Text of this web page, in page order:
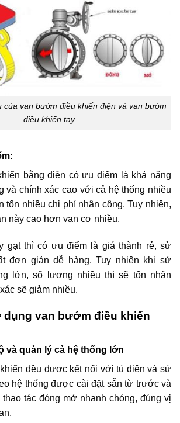
của van bướm điều khiển điện và van bướm
điều khiển tay
bằng điện có ưu điểm là khả năng
và chính xác cao với cả hệ thống nhiều
tốn nhiều chi phí nhân công. Tuy nhiên,
này cao hơn van cơ nhiều.
gạt thì có ưu điểm là giá thành rẻ, sử
đơn giản dễ hàng. Tuy nhiên khi sử
lớn, số lượng nhiều thì sẽ tốn nhân
sẽ giảm nhiều.
van bướm điều khiển
và quản lý cả hệ thống lớn
đều được kết nối với tủ điện và sử
hệ thống được cài đặt sẵn từ trước và
tác đóng mở nhanh chóng, đúng vị